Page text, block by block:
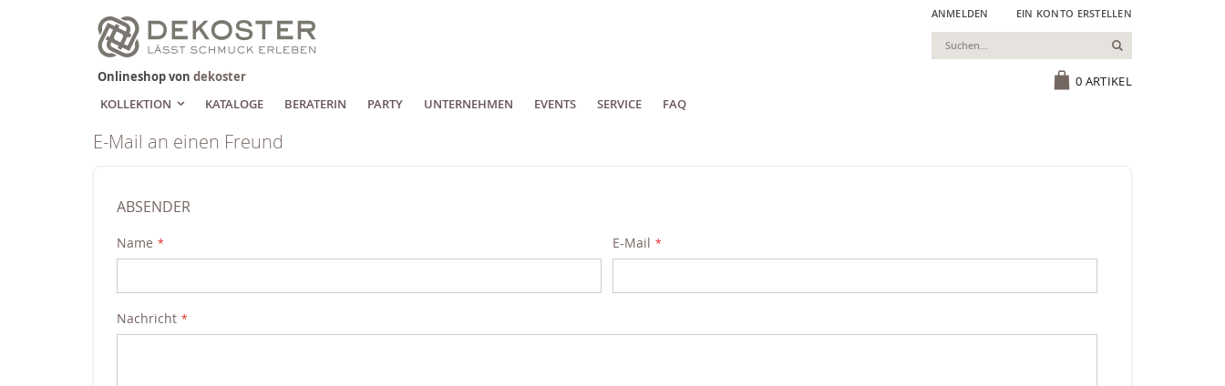
Zum
Inhalt
springen
ANMELDEN EIN KONTO ERSTELLEN
0 ARTIKEL
Suchen
Onlineshop von dekoster
KOLLEKTION
KATALOGE BERATERIN PARTY UNTERNEHMEN EVENTS SERVICE FAQ
E-Mail an einen Freund
ABSENDER
Name E-Mail
Nachricht